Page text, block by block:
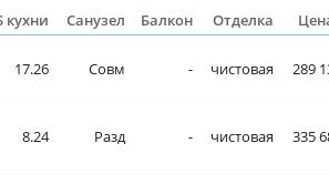
кухни Санузел Балкон Отделка
17.26 Совм - чистовая 289
8.24 Разд - чистовая 335